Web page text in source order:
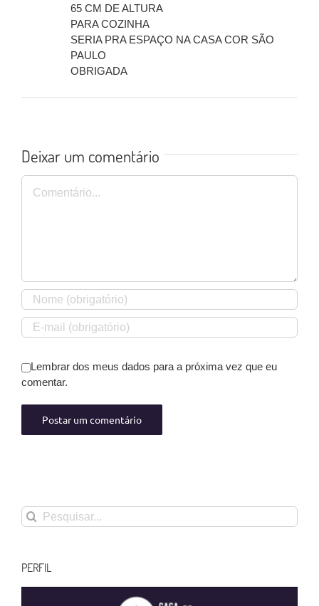
65 CM DE ALTURA
PARA COZINHA
SERIA PRA ESPAÇO NA CASA COR SÃO
PAULO
OBRIGADA
Deixar um comentário
Comentário
Lembrar dos meus dados para a próxima vez que eu
comentar.
Buscar
resultados
PERFIL